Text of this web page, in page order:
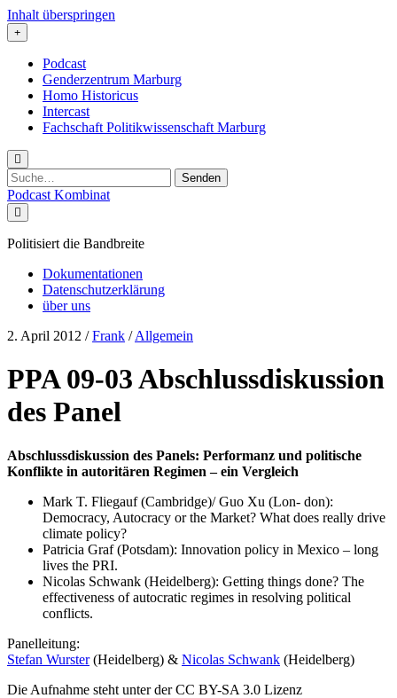
Inhalt überspringen
Podcast
Genderzentrum Marburg
Homo Historicus
Intercast
Fachschaft Politikwissenschaft Marburg
Suchen
nach:
Podcast Kombinat
Politisiert die Bandbreite
Dokumentationen
Datenschutzerklärung
über uns
2. April 2012 /Frank /Allgemein
PPA 09-03 Abschlussdiskussion
des Panel
Abschlussdiskussion des Panels: Performanz und politische
Konflikte in autoritären Regimen – ein Vergleich
Mark T. Fliegauf (Cambridge)/ Guo Xu (Lon- don):
Democracy, Autocracy or the Market? What does really drive
climate policy?
Patricia Graf (Potsdam): Innovation policy in Mexico – long
lives the PRI.
Nicolas Schwank (Heidelberg): Getting things done? The
effectiveness of autocratic regimes in resolving political
conflicts.
Panelleitung:
Stefan Wurster(Heidelberg) & Nicolas Schwank (Heidelberg)
Die Aufnahme steht unter der CC BY-SA 3.0 Lizenz